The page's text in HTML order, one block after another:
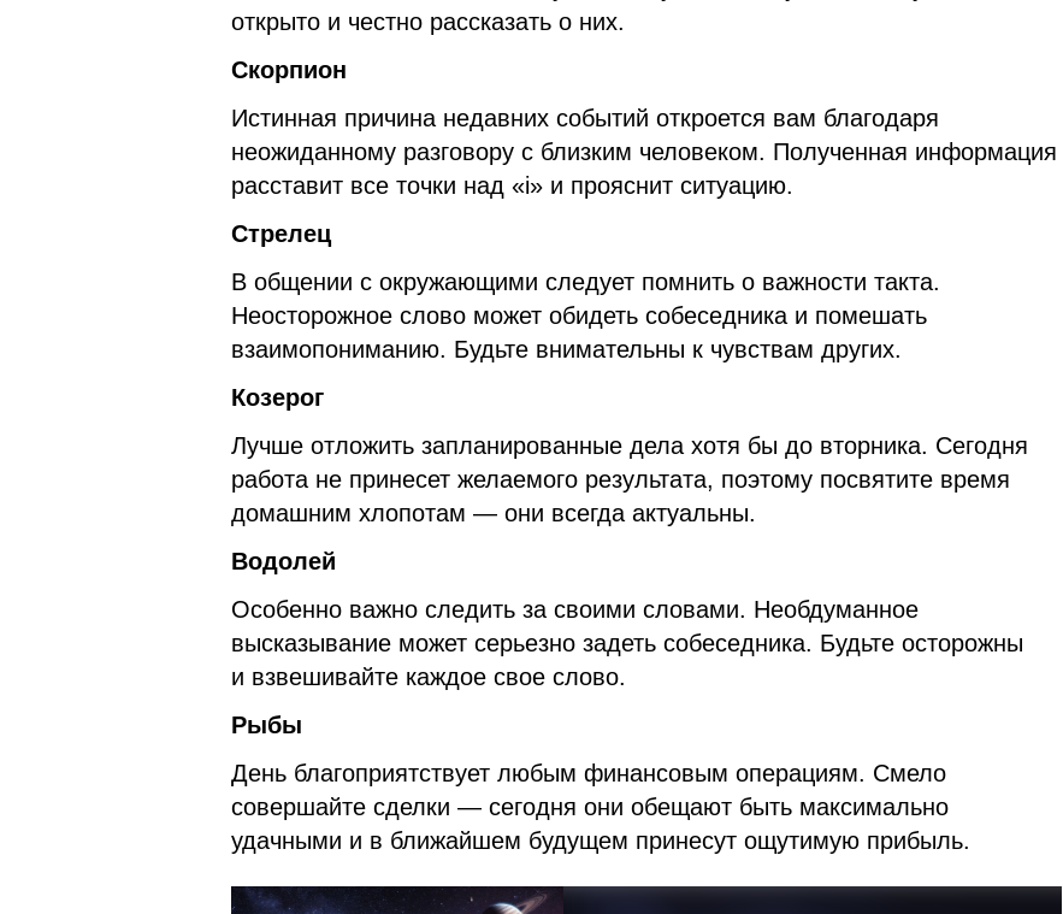
открыто и честно рассказать о них.
Скорпион
Истинная причина недавних событий откроется вам благодаря
неожиданному разговору с близким человеком. Полученная информация
расставит все точки над «i» и прояснит ситуацию.
Стрелец
В общении с окружающими следует помнить о важности такта.
Неосторожное слово может обидеть собеседника и помешать
взаимопониманию. Будьте внимательны к чувствам других.
Козерог
Лучше отложить запланированные дела хотя бы до вторника. Сегодня
работа не принесет желаемого результата, поэтому посвятите время
домашним хлопотам — они всегда актуальны.
Водолей
Особенно важно следить за своими словами. Необдуманное
высказывание может серьезно задеть собеседника. Будьте осторожны
и взвешивайте каждое свое слово.
Рыбы
День благоприятствует любым финансовым операциям. Смело
совершайте сделки — сегодня они обещают быть максимально
удачными и в ближайшем будущем принесут ощутимую прибыль.